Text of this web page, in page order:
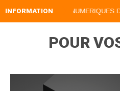
INFORMATION
NOS LIVRES NUMERIQUES
POUR